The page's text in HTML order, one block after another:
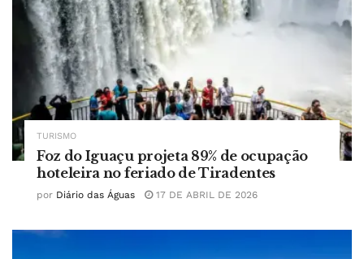
TURISMO
Foz do Iguaçu projeta 89% de ocupação
hoteleira no feriado de Tiradentes
por Diário das Águas 17 DE ABRIL DE 2026